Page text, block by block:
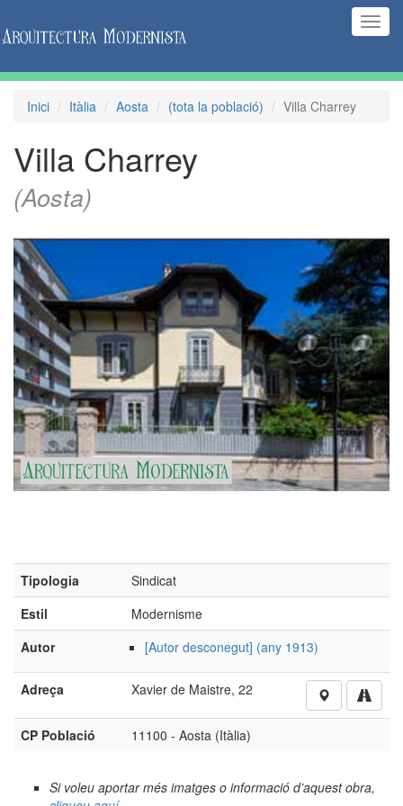
Inici Itàlia Aosta (tota la població) Villa Charrey
Villa Charrey
(Aosta)
Tipologia
Sindicat
Estil
Modernisme
Autor
[Autor desconegut] (any 1913)
Adreça Xavier de Maistre, 22
CP Població 11100 - Aosta (Itàlia)
Si voleu aportar més imatges o informació d’aquest obra,